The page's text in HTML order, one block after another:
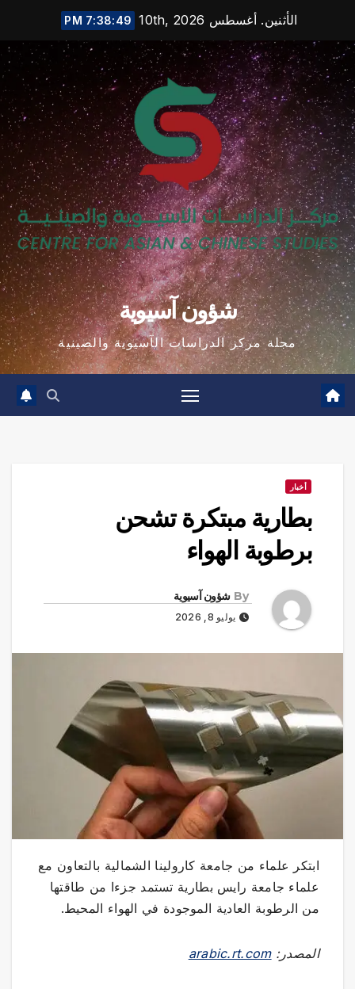
content
الأثنين. أغسطس 10th, 2026 7:38:50 PM
شؤون آسيوية
مجلة مركز الدراسات الآسيوية والصينية
أخبار
بطارية مبتكرة تشحن
برطوبة الهواء
By شؤون آسيوية
يوليو 8, 2026
ابتكر علماء من جامعة كارولينا الشمالية بالتعاون مع
علماء جامعة رايس بطارية تستمد جزءا من طاقتها
من الرطوبة العادية الموجودة في الهواء المحيط.
المصدر:arabic.rt.com